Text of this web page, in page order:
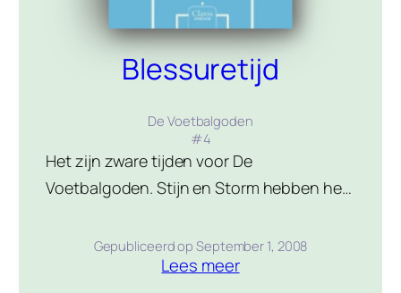
Blessuretijd
De Voetbalgoden
#4
Het zijn zware tijden voor De
Voetbalgoden. Stijn en Storm hebben het
Hun idool Bert Pringel is zo uit vorm dat
het onzeker is of hij wel geselecteerd
Gepubliceerd opSeptember 1, 2008
Lees meer